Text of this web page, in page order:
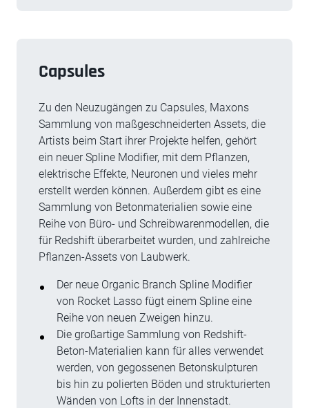
Capsules
Zu den Neuzugängen zu Capsules, Maxons
Sammlung von maßgeschneiderten Assets, die
Artists beim Start ihrer Projekte helfen, gehört
ein neuer Spline Modifier, mit dem Pflanzen,
elektrische Effekte, Neuronen und vieles mehr
erstellt werden können. Außerdem gibt es eine
Sammlung von Betonmaterialien sowie eine
Reihe von Büro- und Schreibwarenmodellen, die
für Redshift überarbeitet wurden, und zahlreiche
Pflanzen-Assets von Laubwerk.
Der neue Organic Branch Spline Modifier
von Rocket Lasso fügt einem Spline eine
Reihe von neuen Zweigen hinzu.
Die großartige Sammlung von Redshift-
Beton-Materialien kann für alles verwendet
werden, von gegossenen Betonskulpturen
bis hin zu polierten Böden und strukturierten
Wänden von Lofts in der Innenstadt.